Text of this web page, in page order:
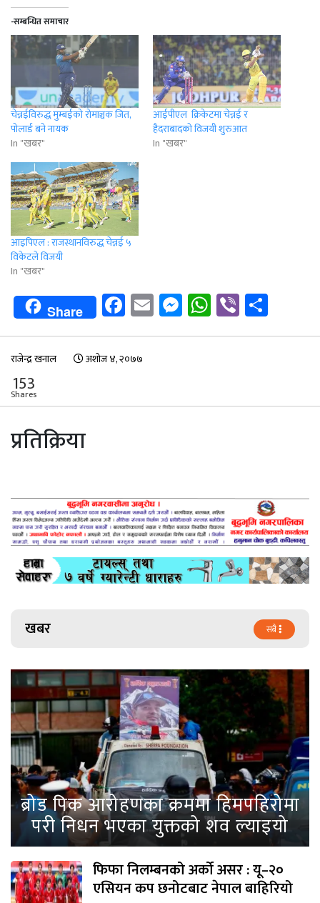
-सम्बन्धित समाचार
चेन्नईविरुद्ध मुम्बईको रोमाञ्चक जित,
पोलार्ड बने नायक
In "खबर"
आईपीएल क्रिकेटमा चेन्नई र
हैदराबादकाे विजयी शुरुआत
In "खबर"
आइपिएल : राजस्थानविरुद्ध चेन्नई ५
विकेटले विजयी
In "खबर"
Share Facebook
EmailMessenger
WhatsApp
Viber
राजेन्द्र खनाल अशोज ४, २०७७
153
Shares
प्रतिक्रिया
खबर सबै
ब्रोड पिक आरोहणका क्रममा हिमपहिरोमा
परी निधन भएका युक्तको शव ल्याइयो
फिफा निलम्बनको अर्को असर : यू–२०
एसियन कप छनोटबाट नेपाल बाहिरियो